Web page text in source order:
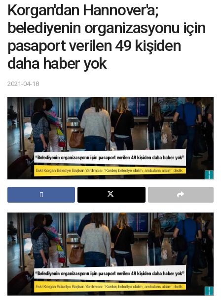
Korgan'dan Hannover'a;
belediyenin organizasyonu için
pasaport verilen 49 kişiden
daha haber yok
2021-04-18